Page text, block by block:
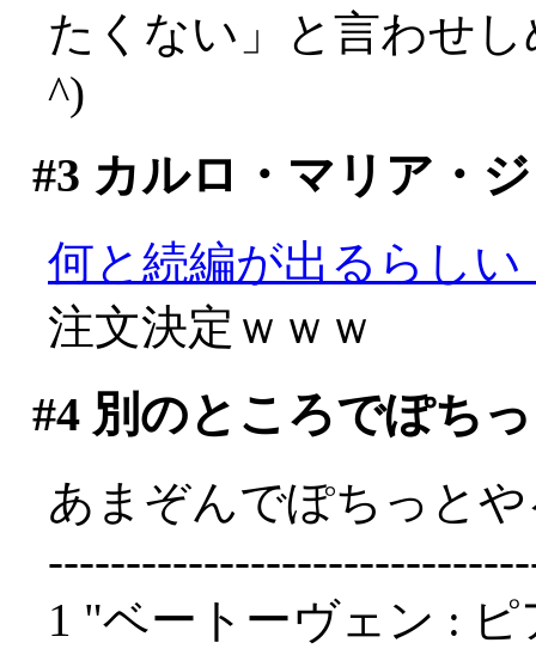
たくない」と言わせ
^)
#3 カルロ・マリア・
何と続編が出るらし
注文決定ｗｗｗ
#4別のところでぽち
あまぞんでぽちっと
1 "ベートーヴェン :